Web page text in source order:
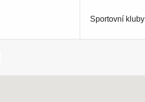
Sportovní kluby